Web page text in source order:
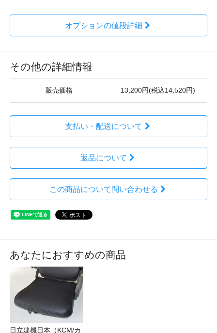
オプションの値段詳細
その他の詳細情報
販売価格 13,200円(税込14,520円)
支払い・配送について
返品について
この商品について問い合わせる
あなたにおすすめの商品
日立建機日本（KCM/カ